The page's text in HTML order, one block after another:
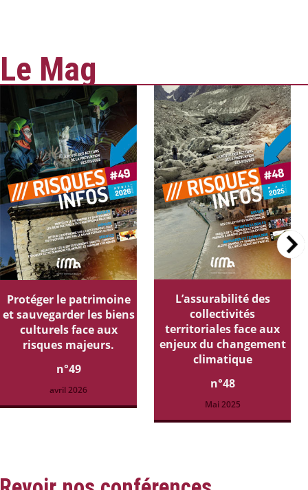
Le Mag
Protéger le patrimoine
et sauvegarder les biens
culturels face aux
risques majeurs.
n°49
avril 2026
L’assurabilité des
collectivités
territoriales face aux
enjeux du changement
climatique
n°48
Mai 2025